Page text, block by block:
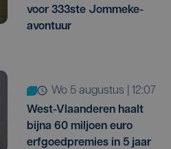
voor 333ste Jommeke-
avontuur
wo 5 augustus | 12:07
West-Vlaanderen haalt
bijna 60 miljoen euro
erfgoedpremies in 5 jaar